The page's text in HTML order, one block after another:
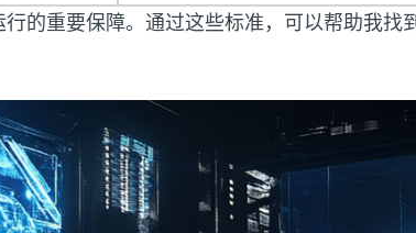
的重要保障。通过这些标准，可以帮助我找